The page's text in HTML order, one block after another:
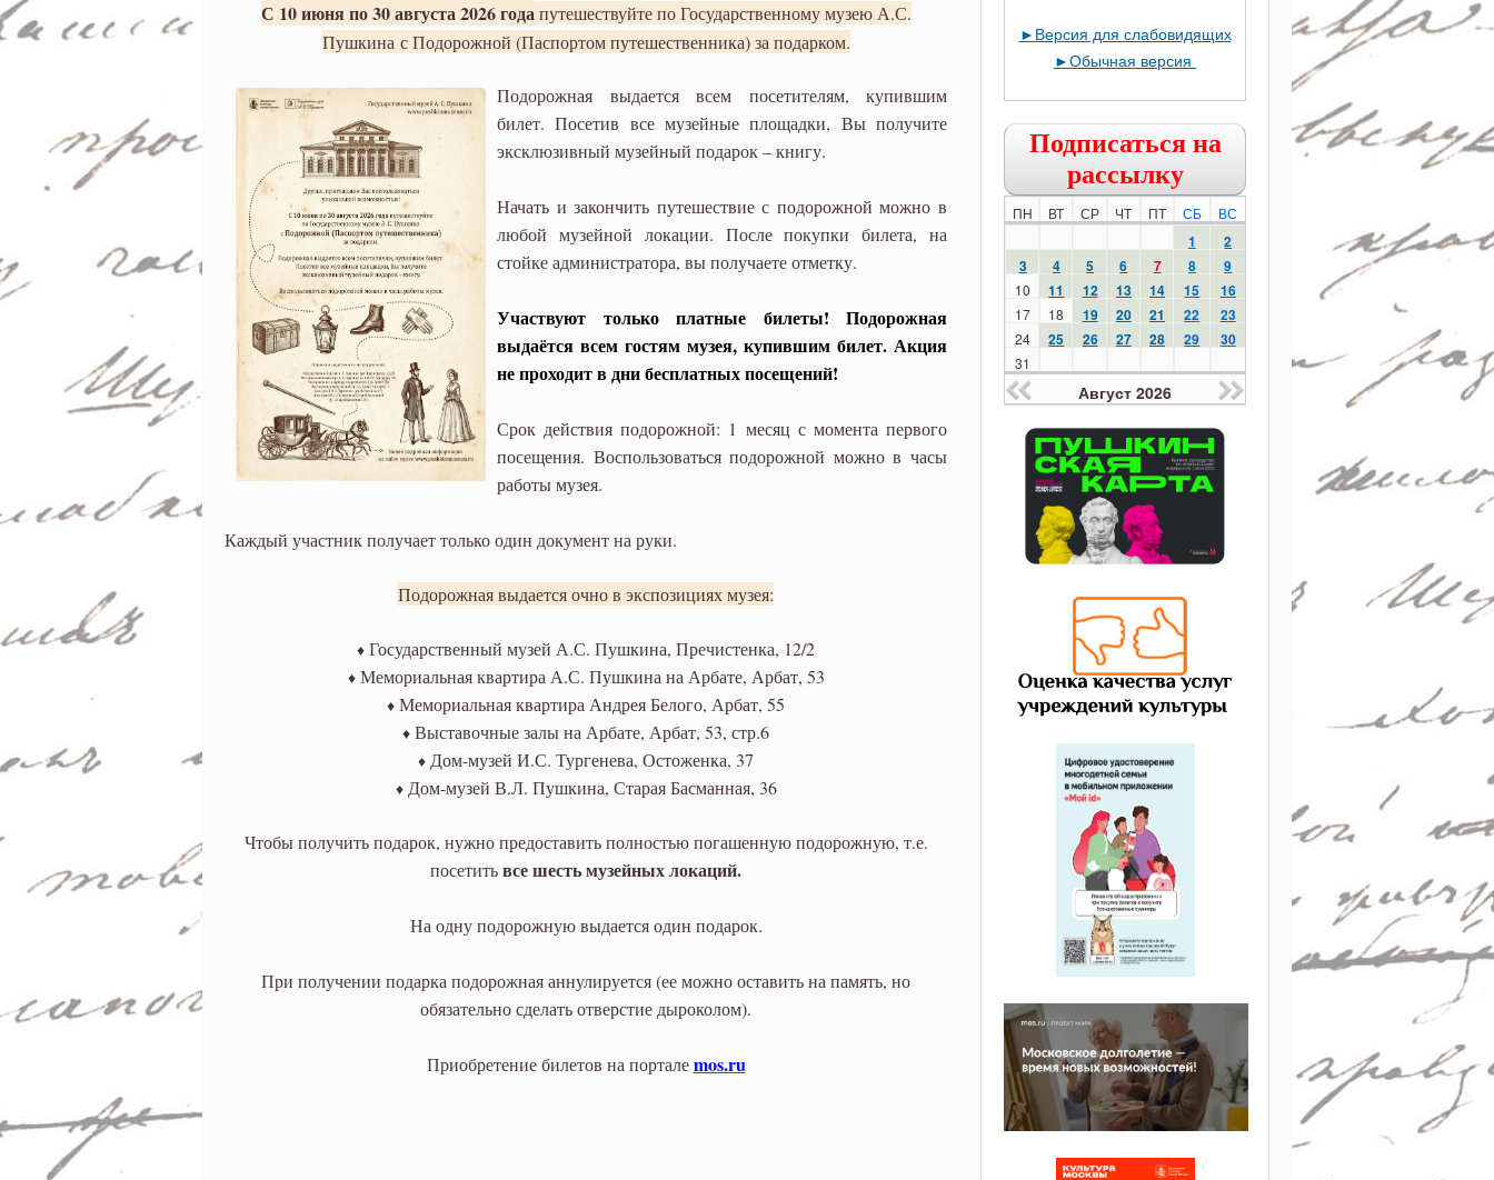
путешествуйте по Государственному музею
А.С. Пушкина с Подорожной и получите
подарок!
С 10 июня по 30 августа 2026 года путешествуйте по Государственному музею А.С.
Пушкина с Подорожной (Паспортом путешественника) за подарком.
Подорожная выдается всем посетителям, купившим
билет. Посетив все музейные площадки, Вы получите
эксклюзивный музейный подарок – книгу.
Начать и закончить путешествие с подорожной можно в
любой музейной локации. После покупки билета, на
стойке администратора, вы получаете отметку.
Участвуют только платные билеты! Подорожная
выдаётся всем гостям музея, купившим билет. Акция
не проходит в дни бесплатных посещений!
Срок действия подорожной: 1 месяц с момента первого
посещения. Воспользоваться подорожной можно в часы
работы музея.
Каждый участник получает только один документ на руки.
Подорожная выдается очно в экспозициях музея:
♦ Государственный музей А.С. Пушкина, Пречистенка, 12/2
♦ Мемориальная квартира А.С. Пушкина на Арбате, Арбат, 53
♦ Мемориальная квартира Андрея Белого, Арбат, 55
♦ Выставочные залы на Арбате, Арбат, 53, стр.6
♦ Дом-музей И.С. Тургенева, Остоженка, 37
♦ Дом-музей В.Л. Пушкина, Старая Басманная, 36
Чтобы получить подарок, нужно предоставить полностью погашенную подорожную, т.е.
посетитьвсе шесть музейных локаций.
На одну подорожную выдается один подарок.
При получении подарка подорожная аннулируется (ее можно оставить на память, но
обязательно сделать отверстие дыроколом).
Приобретение билетов на порталеmos.ru
► Версия для слабовидящих
►Обычная версия
Подписаться на
рассылку
ПН ВТ СР ЧТ ПТ СБ ВС
1
2
3
4 5 6 7 8 9
10 11 12 13 14 15 16
17 18 19 20 21 22 23
24 25 26 27 28 29 30
31
Август 2026